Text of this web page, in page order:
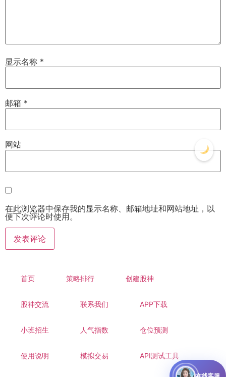
显示名称 *
邮箱 *
网站
在此浏览器中保存我的显示名称、邮箱地址和网站地址，以
便下次评论时使用。
首页 策略排行 创建股神
股神交流 联系我们 APP下载
小班招生 人气指数 仓位预测
使用说明 模拟交易 API测试工具